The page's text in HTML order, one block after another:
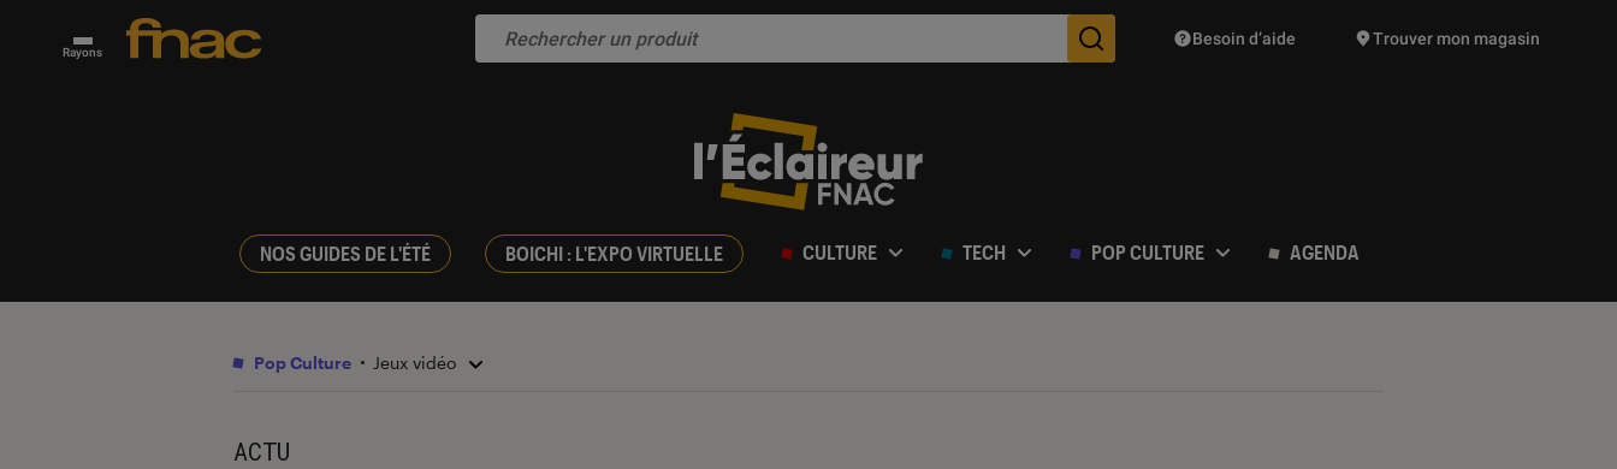
Rayons Des suggestions de produits vont vous être proposées
Besoin d’aide Trouver mon magasin
NOS GUIDES DE L'ÉTÉ BOICHI : L'EXPO VIRTUELLE CULTURE TECH POP CULTURE AGENDA
Pop Culture Jeux vidéo
ACTU